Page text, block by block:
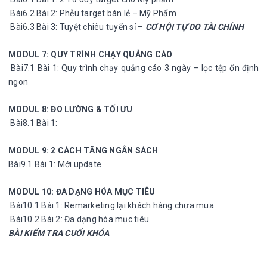
Bài6.2 Bài 2: Phễu target bán lẻ – Mỹ Phẩm
Bài6.3 Bài 3: Tuyệt chiêu tuyển sỉ – CƠ HỘI TỰ DO TÀI CHÍNH
MODUL 7: QUY TRÌNH CHẠY QUẢNG CÁO
Bài7.1 Bài 1: Quy trình chạy quảng cáo 3 ngày – lọc tệp ổn định
ngon
MODUL 8: ĐO LƯỜNG & TỐI ƯU
Bài8.1 Bài 1:
MODUL 9: 2 CÁCH TĂNG NGÂN SÁCH
Bài9.1 Bài 1: Mới update
MODUL 10: ĐA DẠNG HÓA MỤC TIÊU
Bài10.1 Bài 1: Remarketing lại khách hàng chưa mua
Bài10.2 Bài 2: Đa dạng hóa mục tiêu
BÀI KIỂM TRA CUỐI KHÓA